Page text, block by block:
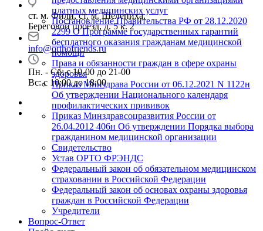
платных медицинских услуг
Постановление Правительства РФ от 28.12.2020
2299 О Программе государственных гарантий
бесплатного оказания гражданам медицинской
помощи
Права и обязанности граждан в сфере охраны
здоровья
Приказ Минздрава России от 06.12.2021 N 1122н
Об утверждении Национального календаря
профилактических прививок
Приказ Минздравсоцразвития России от
26.04.2012 406н Об утверждении Порядка выбора
гражданином медицинской организации
Свидетельство
Устав ОРТО ФРЭНДС
Федеральный закон об обязательном медицинском
страховании в Российской Федерации
Федеральный закон об основах охраны здоровья
граждан в Российской Федерации
Учредители
Вопрос-Ответ
ст. м. Фили, ст. м. Шелепиха,
Береговой проезд, д. 5 к. 2
info@orthofriends.ru
Пн. - Сб: с 10-00 до 21-00
Вс: c 10:00 до 18:00